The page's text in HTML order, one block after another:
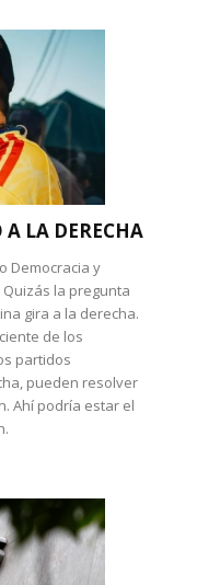
LA DERECHA
Democracia y
la pregunta
gira a la derecha.
de los
partidos
pueden resolver
Ahí podría estar el